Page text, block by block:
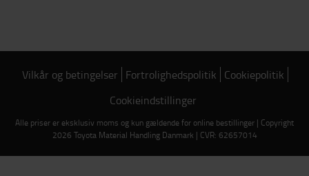
Vilkår og betingelser Fortrolighedspolitik Cookiepolitik
Cookieindstillinger
Alle priser er eksklusiv moms og kun gældende for online bestillinger | Copyright
2026 Toyota Material Handling Danmark | CVR: 62657014